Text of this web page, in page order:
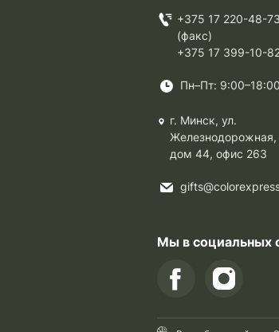
+375 17 220-48-73
(факс)
+375 17 399-10-
Пн–Пт: 9:00–18:00
г. Минск, ул.
Железнодорожная,
дом 44, офис 263
Мы в социальных